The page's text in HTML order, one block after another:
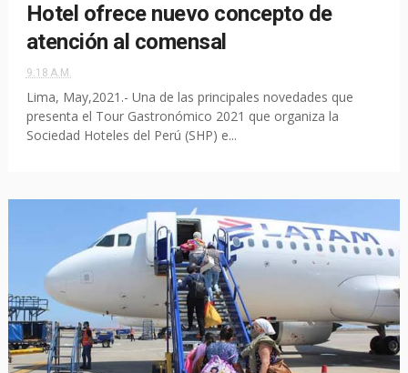
Hotel ofrece nuevo concepto de
atención al comensal
9:18 A.M.
Lima, May,2021.- Una de las principales novedades que
presenta el Tour Gastronómico 2021 que organiza la
Sociedad Hoteles del Perú (SHP) e...